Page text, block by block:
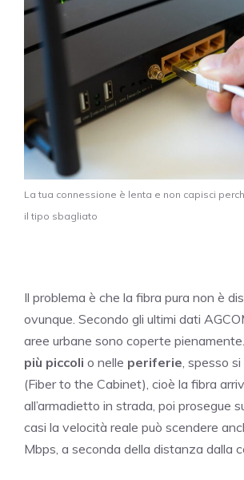
La tua connessione è lenta e non capisci
il tipo sbagliato
Il problema è che la fibra pura non è
ovunque. Secondo gli ultimi dati
aree urbane sono coperte
più piccoli o nelle periferie , spesso
(Fiber to the Cabinet), cioè la fibra
all’armadietto in strada, poi prosegue
casi la velocità reale può scendere
Mbps, a seconda della distanza dalla